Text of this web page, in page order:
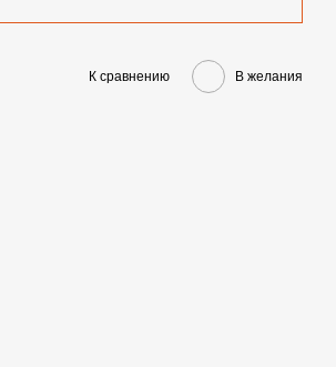
К сравнению В желания